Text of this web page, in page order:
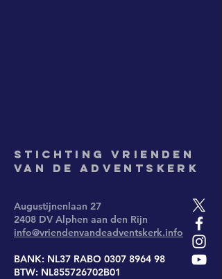
Stichting Vrienden
van de Adventskerk
Augustijnenlaan 27
2408 DV Alphen aan den Rijn
info@vriendenvandeadventskerk.info
BANK: NL37 RABO 0307 8964 98
BTW: NL855726702B01